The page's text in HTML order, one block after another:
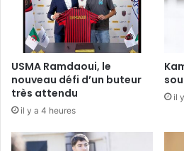
USMA Ramdaoui, le
nouveau défi d’un buteur
très attendu
il y a 4 heures
il